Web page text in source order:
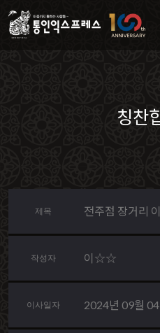
칭찬
제목 전주점 장거리
작성자 이☆☆
이사일자 2024년 09월 04